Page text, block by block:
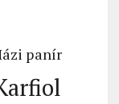
panír